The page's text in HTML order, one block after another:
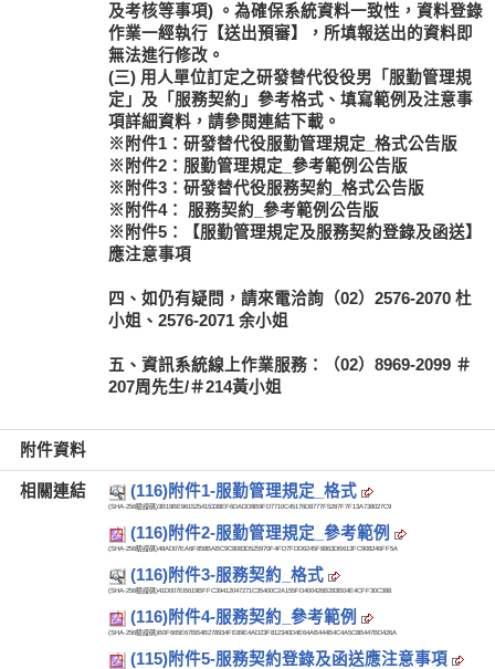
及考核等事項) 。為確保系統資料一致性，資料登錄
作業一經執行【送出預審】，所填報送出的資料即
無法進行修改。
(三) 用人單位訂定之研發替代役役男「服勤管理規
定」及「服務契約」參考格式、填寫範例及注意事
項詳細資料，請參閱連結下載。
※附件1：研發替代役服勤管理規定_格式公告版
※附件2：服勤管理規定_參考範例公告版
※附件3：研發替代役服務契約_格式公告版
※附件4： 服務契約_參考範例公告版
※附件5：【服勤管理規定及服務契約登錄及函送】
應注意事項
四、如仍有疑問，請來電洽詢（02）2576-2070 杜
小姐、2576-2071 余小姐
五、資訊系統線上作業服務：（02）8969-2099 ＃
207周先生/＃214黃小姐
附件資料
相關連結 (116)附件1-服勤管理規定_格式
(SHA-256驗證碼)3B19BE961525415338EF6DADD8B9FD7710C45176D8777F5287F7F13A738027C9
(116)附件2-服勤管理規定_參考範例
(SHA-256驗證碼)48AD07EA6F858BABC9C8083D525970F4FD7FDD6245F8863DB613FC908246FF5A
(116)附件3-服務契約_格式
(SHA-256驗證碼)41D007EB619BFFC39412047271C35400C2A155FD400426B283B04E4CFF30C388
(116)附件4-服務契約_參考範例
(SHA-256驗證碼)B0F665E67BB4B278934FE89E4AD23F812340D4E64AB444B4C4A5C8B447BD426A
(115)附件5-服務契約登錄及函送應注意事項